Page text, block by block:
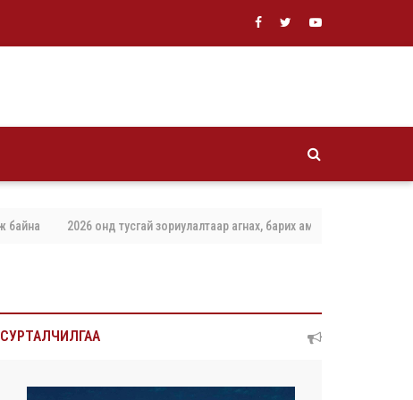
2026 онд тусгай зориулалтаар агнах, барих амьтны тоо хэмжээг
СУРТАЛЧИЛГАА